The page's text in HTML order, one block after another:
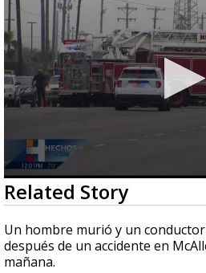
0
seconds
of
30
seconds
Related Story
Un hombre murió y un
después de un accidente en
mañana.